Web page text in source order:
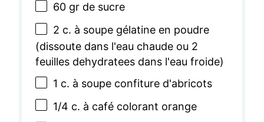
60gr de sucre
2 c. à soupe gélatine en poudre
(dissoute dans l'eau chaude ou 2
feuilles dehydratees dans l'eau froide)
1 c. à soupe confiture d'abricots
1/4 c. à café colorant orange